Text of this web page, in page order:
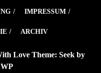
IMPRESSUM
ARCHIV
Love Theme: Seek by